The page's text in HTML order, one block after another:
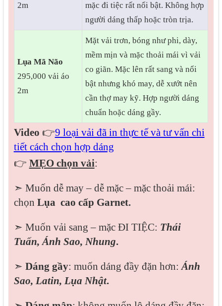
2m
mặc đi tiệc rất nổi bật. Không hợp
người dáng thấp hoặc tròn trịa.
Lụa Mã Não
295,000 vải áo
2m
Mặt vải trơn, bóng như phi, dày,
mềm mịn và mặc thoải mái vì vải
co giãn. Mặc lên rất sang và nổi
bật nhưng khó may, dễ xướt nên
cần thợ may kỹ. Hợp người dáng
chuẩn hoặc dáng gầy.
Video 👉9 loại vải đã in thực tế và tư vấn chi
tiết cách chọn hợp dáng
👉 MẸO chọn vải:
➣ Muốn dễ may – dễ mặc – mặc thoải mái:
chọn Lụa cao cấp Garnet.
➣ Muốn vải sang – mặc ĐI TIỆC: Thái
Tuấn, Ánh Sao, Nhung.
➣ Dáng gầy: muốn dáng đầy đặn hơn:Ánh
Sao, Latin, Lụa Nhật.